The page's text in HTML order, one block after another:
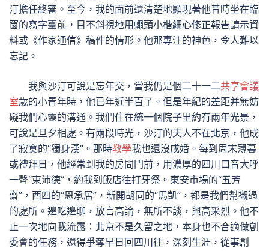
汀擔任終審。至今，我的面前還清楚地顯現著他昔時坐在臨
窗的寫字臺前，目不斜視地用蠅頭小楷細心修正報告請示資
料或《作家通信》稿件的情形。他那專注的神色，令人難以
忘記。
我與沙汀可說是忘年交，當我仍是個二十一二共享會議
室歲的小青年時，他已年近半百了。但是年紀的差距并無妨
礙我們心靈的溝通。我們住在統一個院子里約有兩年光景，
可說是旦夕相處。有兩段時光，沙汀的夫人不在北京，他成
了寂寞的“獨身漢”。那時教學我也還沒成婚。每到周末薄暮
或禮拜日，他經常到我的房間門前，用濃厚的四川口音大呼
一聲“束沛德”，約我到飯店往打牙祭。東安市場的“五芳
齋”，西四的“恩承居”，新開胡同的“馬凱”，都是我們幫襯過
的處所。邊吃邊聊，放言高論，無所不談，興高采烈。他不
止一次地向我流露：北京不是久留之地，本身也不合適做創
委會的任務，還得爭奪早日回四川往，深刻生涯，從事創